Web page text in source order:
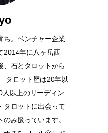
ち。ベンチャー企業
2014年に八ヶ岳西
、石とタロットから
タロット歴は20年以
人以上のリーディン
タロットに出会って
み扱っています。